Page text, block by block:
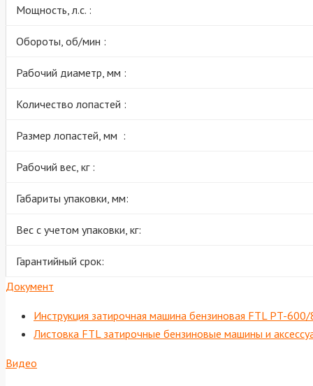
Мощность, л.с. :
Обороты, об/мин :
Рабочий диаметр, мм :
Количество лопастей :
Размер лопастей, мм :
Рабочий вес, кг :
Габариты упаковки, мм:
Вес с учетом упаковки, кг:
Гарантийный срок:
Документ
Инструкция затирочная машина бензиновая FTL PT-
Листовка FTL затирочные бензиновые машины и
Видео